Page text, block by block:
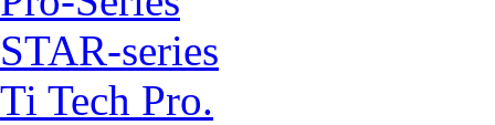
STAR-series
Ti Tech Pro.